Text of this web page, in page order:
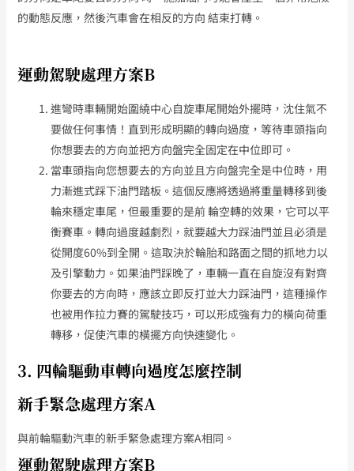
的動態反應，然後汽車會在相反的方向 結束打轉。
運動駕駛處理方案B
進彎時車輛開始圍繞中心自旋車尾開始外擺時，沈住氣不
要做任何事情！直到形成明顯的轉向過度，等待車頭指向
你想要去的方向並把方向盤完全固定在中位即可。
當車頭指向您想要去的方向並且方向盤完全是中位時，用
力漸進式踩下油門踏板。這個反應將透過將重量轉移到後
輪來穩定車尾，但最重要的是前 輪空轉的效果，它可以平
衡賽車。轉向過度越劇烈，就要越大力踩油門並且必須是
從開度60%到全開。這取決於輪胎和路面之間的抓地力以
及引擎動力。如果油門踩晚了，車輛一直在自旋沒有對齊
你要去的方向時，應該立即反打並大力踩油門，這種操作
也被用作拉力賽的駕駛技巧，可以形成強有力的橫向荷重
轉移，促使汽車的橫擺方向快速變化。
3. 四輪驅動車轉向過度怎麼控制
新手緊急處理方案A
與前輪驅動汽車的新手緊急處理方案A相同。
運動駕駛處理方案B